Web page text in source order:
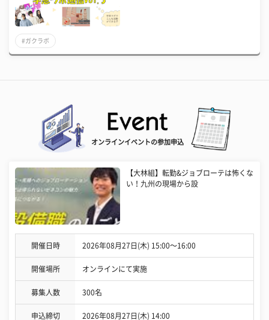
#ガクラボ
オンラインイベントの参加申込
【大林組】転勤&ジョブローテは怖くな
い！九州の現場から設
開催日時 2026年08月27日(木) 15:00〜16:00
開催場所 オンラインにて実施
募集人数 300名
申込締切 2026年08月27日(木) 14:00